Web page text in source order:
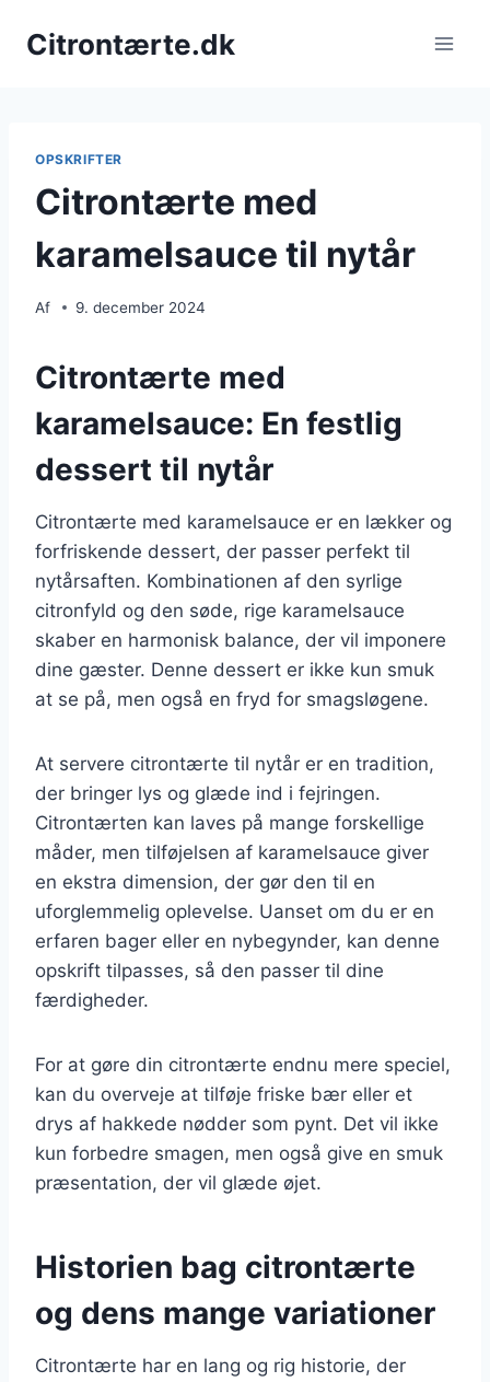
Citrontærte.dk
OPSKRIFTER
Citrontærte med
karamelsauce til nytår
Af 9. december 2024
Citrontærte med
karamelsauce: En festlig
dessert til nytår
Citrontærte med karamelsauce er en lækker og
forfriskende dessert, der passer perfekt til
nytårsaften. Kombinationen af den syrlige
citronfyld og den søde, rige karamelsauce
skaber en harmonisk balance, der vil imponere
dine gæster. Denne dessert er ikke kun smuk
at se på, men også en fryd for smagsløgene.
At servere citrontærte til nytår er en tradition,
der bringer lys og glæde ind i fejringen.
Citrontærten kan laves på mange forskellige
måder, men tilføjelsen af karamelsauce giver
en ekstra dimension, der gør den til en
uforglemmelig oplevelse. Uanset om du er en
erfaren bager eller en nybegynder, kan denne
opskrift tilpasses, så den passer til dine
færdigheder.
For at gøre din citrontærte endnu mere speciel,
kan du overveje at tilføje friske bær eller et
drys af hakkede nødder som pynt. Det vil ikke
kun forbedre smagen, men også give en smuk
præsentation, der vil glæde øjet.
Historien bag citrontærte
og dens mange variationer
Citrontærte har en lang og rig historie, der